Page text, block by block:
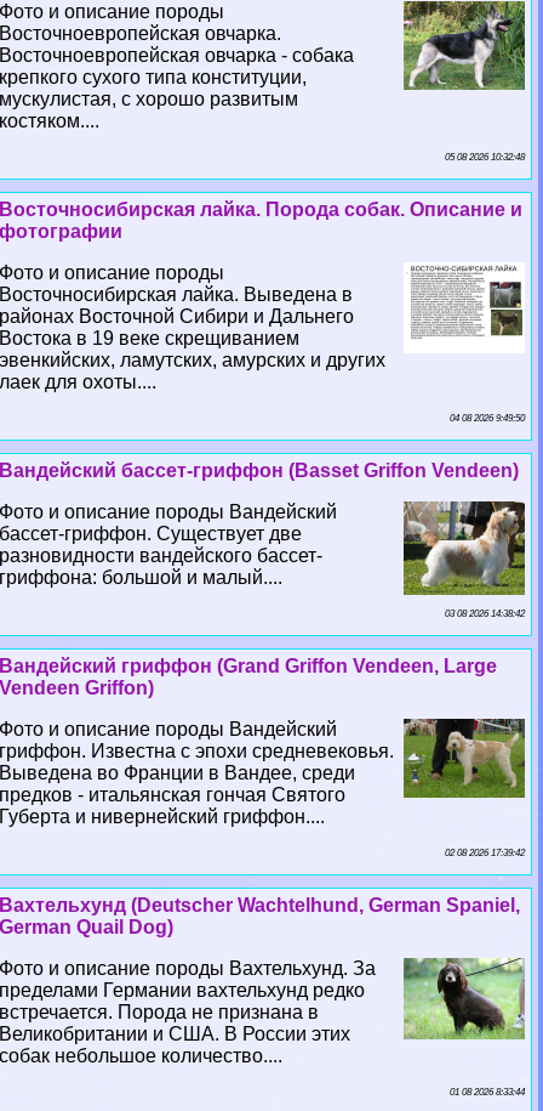
Фото и описание породы
Восточноевропейская овчарка.
Восточноевропейская овчарка - собака
крепкого сухого типа конституции,
мускулистая, с хорошо развитым
костяком....
05 08 2026 10:32:48
Восточносибирская лайка. Порода собак. Описание и
фотографии
Фото и описание породы
Восточносибирская лайка. Выведена в
районах Восточной Сибири и Дальнего
Востока в 19 веке скрещиванием
эвенкийских, ламутских, амурских и других
лаек для охоты....
04 08 2026 9:49:50
Вандейский бассет-гриффон (Basset Griffon Vendeen)
Фото и описание породы Вандейский
бассет-гриффон. Существует две
разновидности вандейского бассет-
гриффона: большой и малый....
03 08 2026 14:38:42
Вандейский гриффон (Grand Griffon Vendeen, Large
Vendeen Griffon)
Фото и описание породы Вандейский
гриффон. Известна с эпохи средневековья.
Выведена во Франции в Вандее, среди
предков - итальянская гончая Святого
Губерта и нивернейский гриффон....
02 08 2026 17:39:42
Вахтельхунд (Deutscher Wachtelhund, German Spaniel,
German Quail Dog)
Фото и описание породы Вахтельхунд. За
пределами Германии вахтельхунд редко
встречается. Порода не признана в
Великобритании и США. В России этих
собак небольшое количество....
01 08 2026 8:33:44